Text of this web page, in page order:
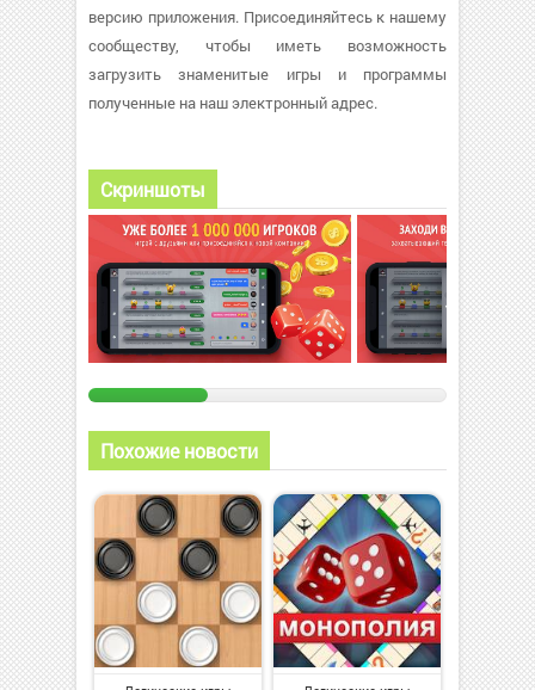
версию приложения. Присоединяйтесь к нашему
сообществу, чтобы иметь возможность
загрузить знаменитые игры и программы
полученные на наш электронный адрес.
Скриншоты
Похожие новости